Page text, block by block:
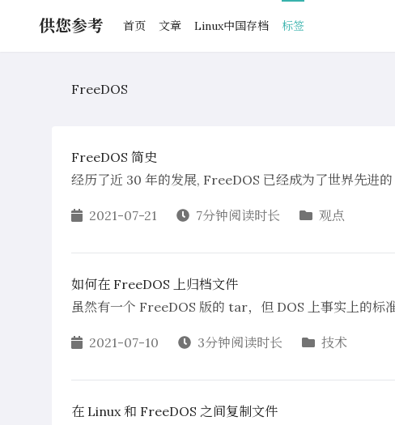
供您参考 首页 文章 Linux中国存档 标签
FreeDOS
FreeDOS 简史
经历了近 30 年的发展, FreeDOS 已经成为了世界先进的
2021-07-21 7分钟阅读时长 观点
如何在 FreeDOS 上归档文件
虽然有一个 FreeDOS 版的 tar，但 DOS 上事实上的标
2021-07-10 3分钟阅读时长 技术
在 Linux 和 FreeDOS 之间复制文件